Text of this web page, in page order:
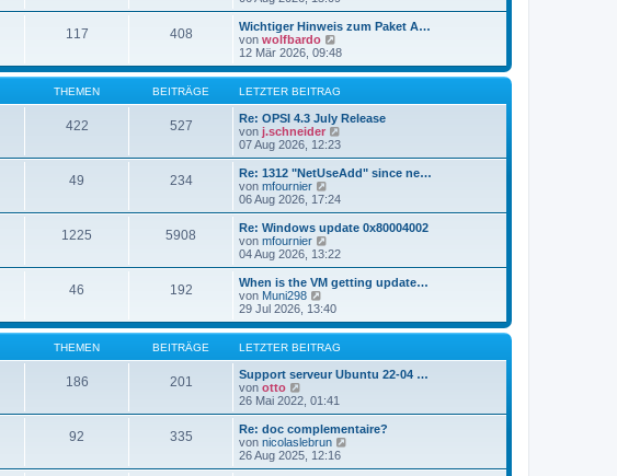
i
r
a
g
B
t
g
u
e
s
t
r
B
e
i
t
r
117 408
Wichtiger Hinweis zum Paket A…
von wolfbardo
e
u
e
s
t
e
r
B
e
i
r
g
12 Mär 2026, 09:48
THEMEN BEITRÄGE LETZTER BEITRAG
422 527
Re: OPSI 4.3 July Release
von j.schneider
u
e
B
r
07 Aug 2026, 12:23
49 234
Re: 1312 "NetUseAdd" since ne…
von mfournier
e
u
e
s
t
B
e
i
t
r
a
06 Aug 2026, 17:24
1225 5908
Re: Windows update 0x80004002
von mfournier
e
u
e
s
t
r
B
e
i
r
04 Aug 2026, 13:22
46 192
When is the VM getting update…
von Muni298
e
u
e
s
t
e
B
e
i
t
r
29 Jul 2026, 13:40
THEMEN BEITRÄGE LETZTER BEITRAG
186 201
Support serveur Ubuntu 22-04 …
von otto
e
u
e
s
t
e
26 Mai 2022, 01:41
92 335
Re: doc complementaire?
von nicolaslebrun
u
26 Aug 2025, 12:16